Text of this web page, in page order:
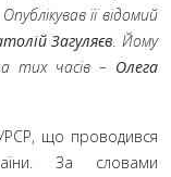
її відомий
Загуляєв. Йому
тих часів – Олега
що проводився
За словами